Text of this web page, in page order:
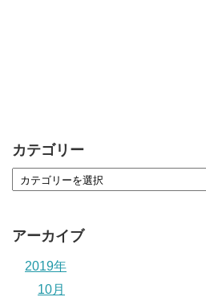
カテゴリー
アーカイブ
2019年
10月